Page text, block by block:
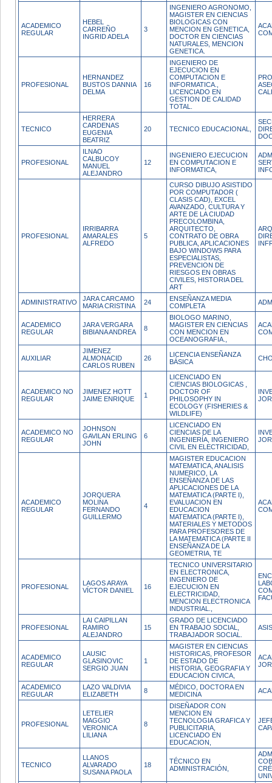
ACADEMICO
REGULAR
HEBEL
CARREÑO
INGRID ADELA
3
INGENIERO AGRONOMO,
MAGISTER EN CIENCIAS
BIOLOGICAS CON
MENCION EN GENETICA,
DOCTOR EN CIENCIAS
NATURALES, MENCION
GENETICA.
PROFESIONAL
HERNANDEZ
BUSTOS DANNIA
DELMA
16
INGENIERO DE
EJECUCION EN
COMPUTACION E
INFORMATICA.,
LICENCIADO EN
GESTION DE CALIDAD
TOTAL.
TECNICO
HERRERA
CARDENAS
EUGENIA
BEATRIZ
20 TECNICO EDUCACIONAL,
PROFESIONAL
ILNAO
CALBUCOY
MANUEL
ALEJANDRO
12
INGENIERO EJECUCION
EN COMPUTACION E
INFORMATICA,
PROFESIONAL
IRRIBARRA
AMARALES
ALFREDO
5
CURSO DIBUJO ASISTIDO
POR COMPUTADOR (
CLASIS CAD), EXCEL
AVANZADO, CULTURA Y
ARTE DE LA CIUDAD
PRECOLOMBINA,
ARQUITECTO,
CONTRATO DE OBRA
PUBLICA, APLICACIONES
BAJO WINDOWS PARA
ESPECIALISTAS,
PREVENCION DE
RIESGOS EN OBRAS
CIVILES, HISTORIA DEL
ART
ADMINISTRATIVO
JARA CARCAMO
MARIA CRISTINA
24
ENSEÑANZA MEDIA
COMPLETA
ACADEMICO
REGULAR
JARA VERGARA
BIBIANA ANDREA
8
BIOLOGO MARINO,
MAGISTER EN CIENCIAS
CON MENCION EN
OCEANOGRAFIA.,
AUXILIAR
JIMENEZ
ALMONACID
CARLOS RUBEN
26
LICENCIA ENSEÑANZA
BÁSICA
ACADEMICO NO
REGULAR
JIMENEZ HOTT
JAIME ENRIQUE
1
LICENCIADO EN
CIENCIAS BIOLOGICAS ,
DOCTOR OF
PHILOSOPHY IN
ECOLOGY (FISHERIES &
WILDLIFE)
ACADEMICO NO
REGULAR
JOHNSON
GAVILAN ERLING
JOHN
6
LICENCIADO EN
CIENCIAS DE LA
INGENIERÍA, INGENIERO
CIVIL EN ELECTRICIDAD,
ACADEMICO
REGULAR
JORQUERA
MOLINA
FERNANDO
GUILLERMO
4
MAGISTER EDUCACION
MATEMATICA, ANALISIS
NUMERICO, LA
ENSEÑANZA DE LAS
APLICACIONES DE LA
MATEMATICA (PARTE I),
EVALUACION EN
EDUCACION
MATEMATICA (PARTE I),
MATERIALES Y METODOS
PARA PROFESORES DE
LA MATEMATICA (PARTE II
ENSEÑANZA DE LA
GEOMETRIA, TE
PROFESIONAL
LAGOS ARAYA
VÍCTOR DANIEL
16
TECNICO UNIVERSITARIO
EN ELECTRONICA,
INGENIERO DE
EJECUCION EN
ELECTRICIDAD,
MENCION ELECTRONICA
INDUSTRIAL.,
PROFESIONAL
LAI CAIPILLAN
RAMIRO
ALEJANDRO
15
GRADO DE LICENCIADO
EN TRABAJO SOCIAL,
TRABAJADOR SOCIAL.
ACADEMICO
REGULAR
LAUSIC
GLASINOVIC
SERGIO JUAN
1
MAGISTER EN CIENCIAS
HISTORICAS, PROFESOR
DE ESTADO DE
HISTORIA, GEOGRAFIA Y
EDUCACION CIVICA,
ACADEMICO
REGULAR
LAZO VALDIVIA
ELIZABETH
8
MÉDICO, DOCTORA EN
MEDICINA
PROFESIONAL
LETELIER
MAGGIO
VERONICA
LILIANA
8
DISEÑADOR CON
MENCION EN
TECNOLOGIA GRAFICA Y
PUBLICITARIA,
LICENCIADO EN
EDUCACION,
TECNICO
LLANOS
ALVARADO
SUSANA PAOLA
18
TÉCNICO EN
ADMINISTRACIÓN,